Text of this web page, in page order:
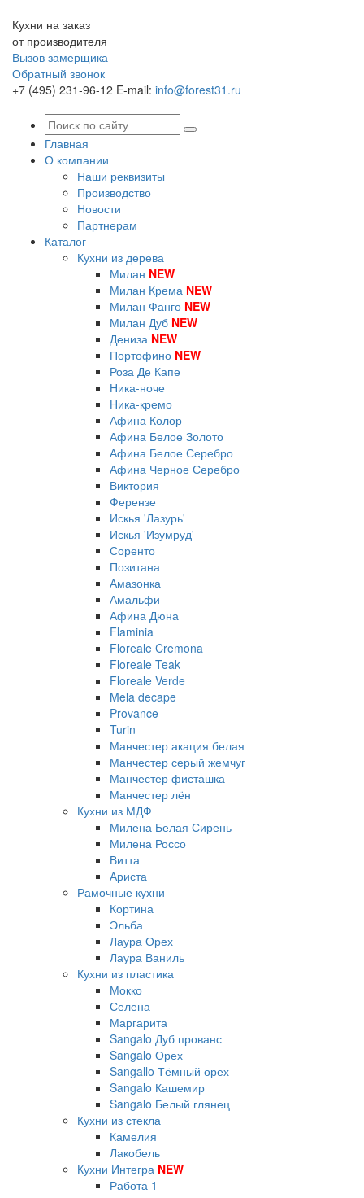
Кухни на заказ
от производителя
Вызов замерщика
Обратный звонок
+7 (495) 231-96-12 E-mail: info@forest31.ru
Главная
О компании
Наши реквизиты
Производство
Новости
Партнерам
Каталог
Кухни из дерева
Милан NEW
Милан Крема NEW
Милан Фанго NEW
Милан Дуб NEW
Дениза NEW
Портофино NEW
Роза Де Капе
Ника-ноче
Ника-кремо
Афина Колор
Афина Белое Золото
Афина Белое Серебро
Афина Черное Серебро
Виктория
Ферензе
Искья 'Лазурь'
Искья 'Изумруд'
Соренто
Позитана
Амазонка
Амальфи
Афина Дюна
Flaminia
Floreale Cremona
Floreale Teak
Floreale Verde
Mela decape
Provance
Turin
Манчестер акация белая
Манчестер серый жемчуг
Манчестер фисташка
Манчестер лён
Кухни из МДФ
Милена Белая Сирень
Милена Россо
Витта
Ариста
Рамочные кухни
Кортина
Эльба
Лаура Орех
Лаура Ваниль
Кухни из пластика
Мокко
Селена
Маргарита
Sangalo Дуб прованс
Sangalo Орех
Sangallo Тёмный орех
Sangalo Кашемир
Sangalo Белый глянец
Кухни из стекла
Камелия
Лакобель
Кухни Интегра NEW
Работа 1